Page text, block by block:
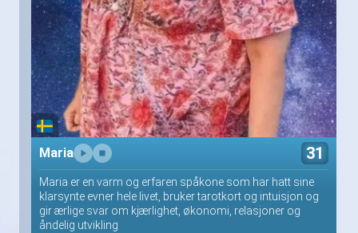
Maria 31
Maria er en varm og erfaren spåkone som har hatt sine
klarsynte evner hele livet, bruker tarotkort og intuisjon og
gir ærlige svar om kjærlighet, økonomi, relasjoner og
åndelig utvikling